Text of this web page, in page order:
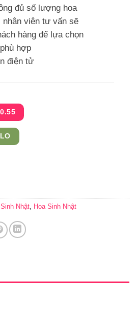
đủ số lượng hoa
nhân viên tư vấn sẽ
hàng để lựa chọn
hợp
điện tử
Nhật, Hoa Sinh Nhật